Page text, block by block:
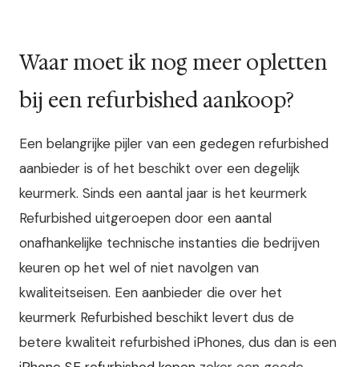
Waar moet ik nog meer opletten
bij een refurbished aankoop?
Een belangrijke pijler van een gedegen refurbished
aanbieder is of het beschikt over een degelijk
keurmerk. Sinds een aantal jaar is het keurmerk
Refurbished uitgeroepen door een aantal
onafhankelijke technische instanties die bedrijven
keuren op het wel of niet navolgen van
kwaliteitseisen. Een aanbieder die over het
keurmerk Refurbished beschikt levert dus de
betere kwaliteit refurbished iPhones, dus dan is een